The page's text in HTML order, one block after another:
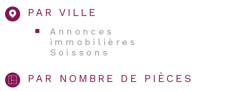
PAR VILLE
Annonces
immobilières
Soissons
PAR NOMBRE DE PIÈCES